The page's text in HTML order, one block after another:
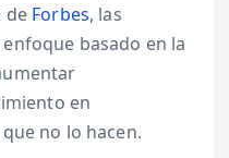
de Forbes, las
basado en la
en
no lo hacen.